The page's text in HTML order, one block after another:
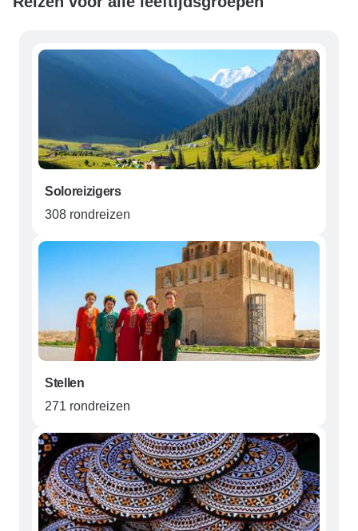
Soloreizigers
308 rondreizen
Stellen
271 rondreizen